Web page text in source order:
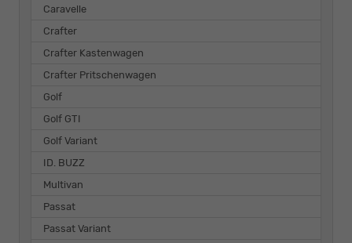
Caravelle
Crafter
Crafter Kastenwagen
Crafter Pritschenwagen
Golf
Golf GTI
Golf Variant
ID. BUZZ
Multivan
Passat
Passat Variant